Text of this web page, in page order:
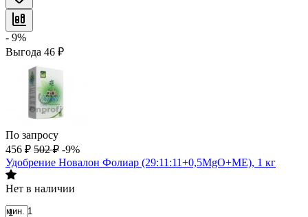
- 9%
Выгода 46 ₽
По запросу
456 ₽ 502 ₽ -9%
Удобрение Новалон Фолиар (29:11:11+0,5MgO+ME), 1 кг
Нет в наличии
мин. 1